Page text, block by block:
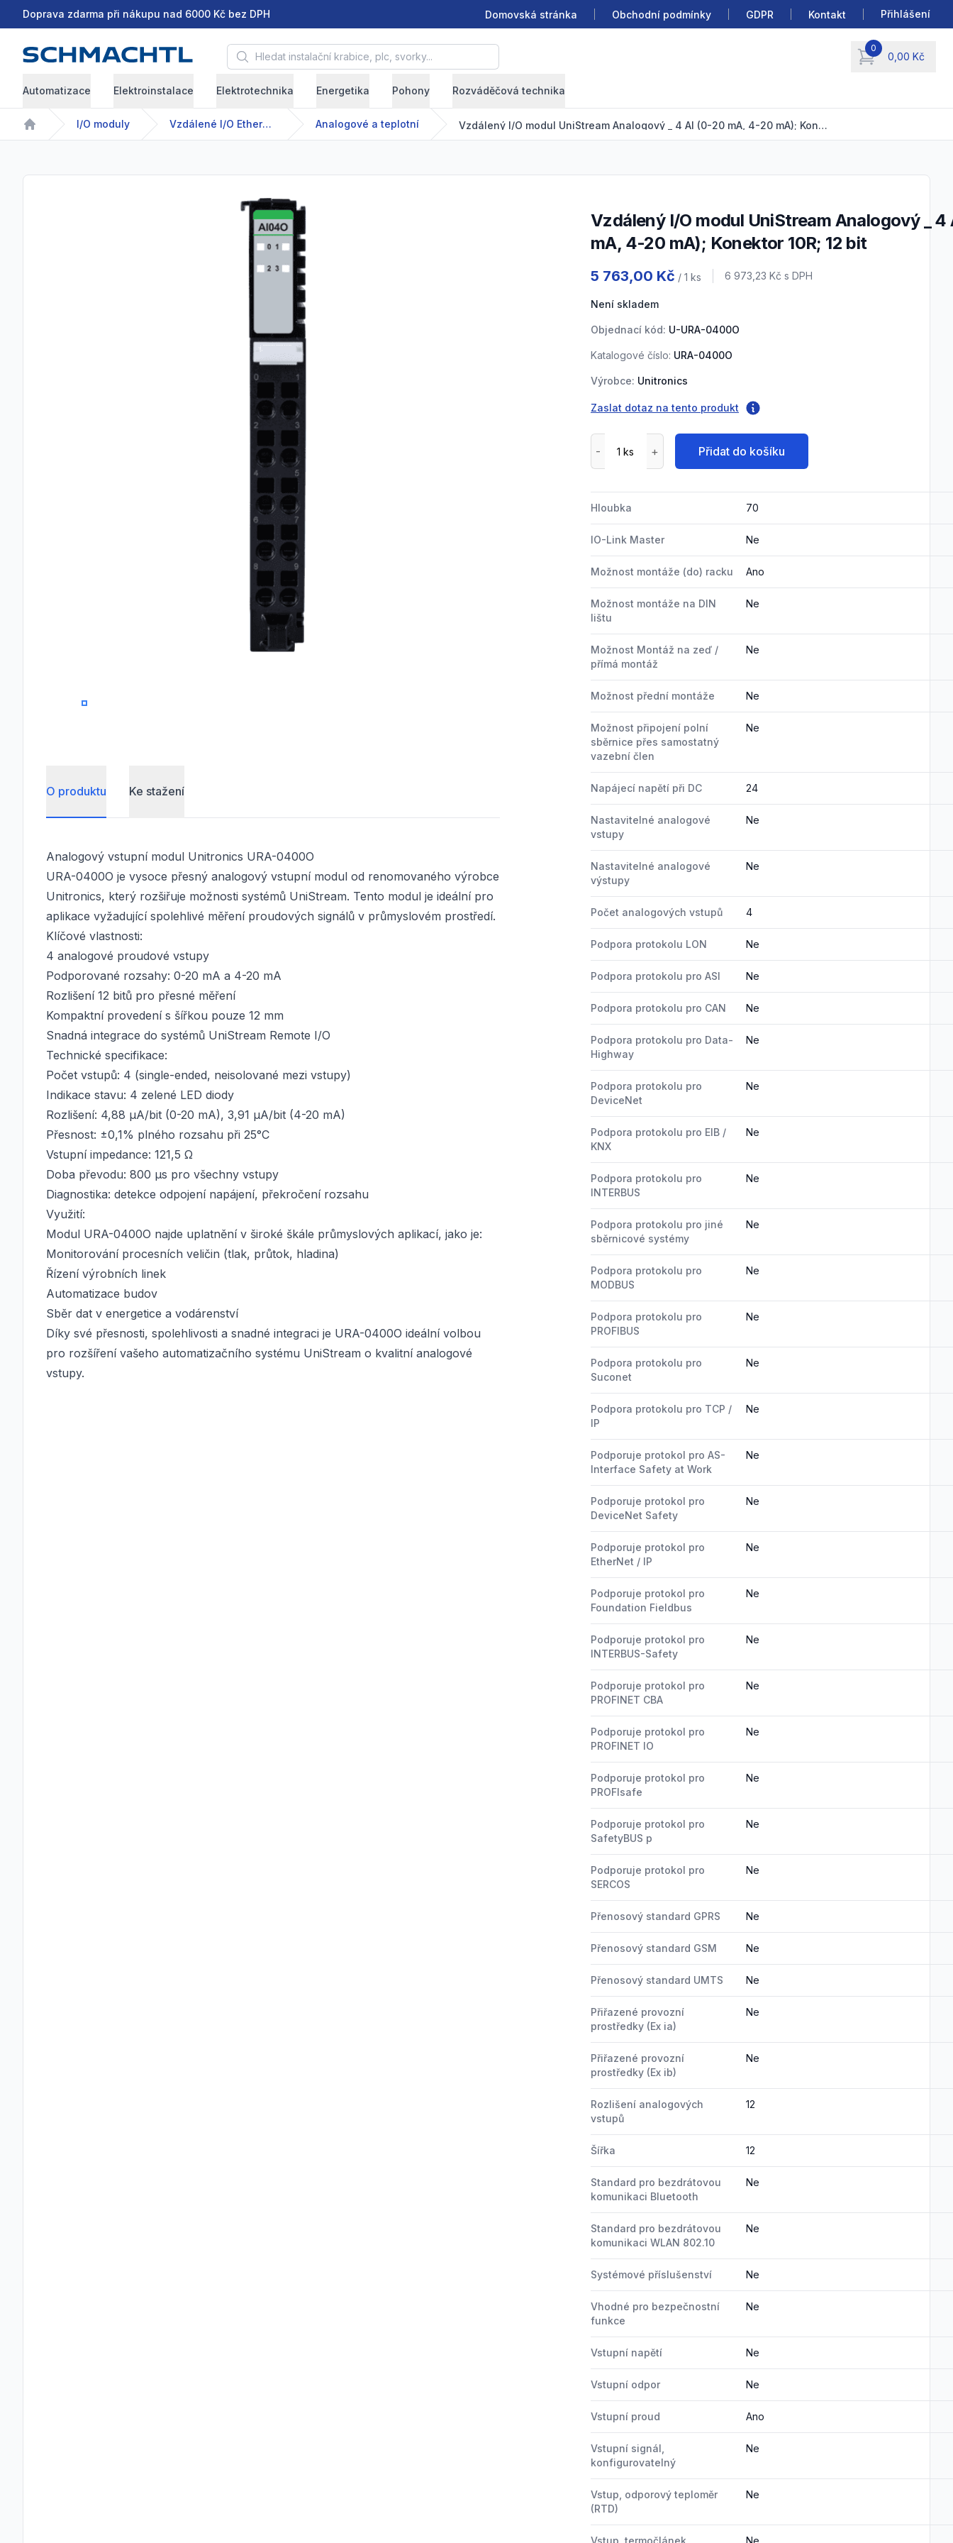
Doprava zdarma při nákupu nad 6000 Kč bez DPH Domovská stránka Obchodní podmínky GDPR Kontakt Přihlášení
Hledat instalační krabice, plc, svorky... 0
0,00 Kč
items in cart, view
Automatizace Elektroinstalace Elektrotechnika Energetika Pohony Rozváděčová technika
Home
I/O moduly Vzdálené I/O Ethernet Analogové a teplotní Vzdálený I/O modul UniStream Analogový _ 4 AI (0-20 mA, 4-20 mA); Konektor 10R; 12 bit
0
Vzdálený I/O modul UniStream Analogový _ 4 AI (0-20
mA, 4-20 mA); Konektor 10R; 12 bit
5 763,00 Kč / 1 ks Cena s DPH
6 973,23 Kč s DPH
Není skladem
Objednací kód: U-URA-0400O
Katalogové číslo: URA-0400O
Výrobce: Unitronics
Zaslat dotaz na tento produkt
Přidat do košíku
Hloubka 70
IO-Link Master Ne
Možnost montáže (do) racku Ano
Možnost montáže na DIN
lištu
Ne
Možnost Montáž na zeď /
přímá montáž
Ne
Možnost přední montáže Ne
Možnost připojení polní
sběrnice přes samostatný
vazební člen
Ne
Napájecí napětí při DC 24
Nastavitelné analogové
vstupy
Ne
Nastavitelné analogové
výstupy
Ne
Počet analogových vstupů 4
Podpora protokolu LON Ne
Podpora protokolu pro ASI Ne
Podpora protokolu pro CAN Ne
Podpora protokolu pro Data-
Highway
Ne
Podpora protokolu pro
DeviceNet
Ne
Podpora protokolu pro EIB /
KNX
Ne
Podpora protokolu pro
INTERBUS
Ne
Podpora protokolu pro jiné
sběrnicové systémy
Ne
Podpora protokolu pro
MODBUS
Ne
Podpora protokolu pro
PROFIBUS
Ne
Podpora protokolu pro
Suconet
Ne
Podpora protokolu pro TCP /
IP
Ne
Podporuje protokol pro AS-
Interface Safety at Work
Ne
Podporuje protokol pro
DeviceNet Safety
Ne
Podporuje protokol pro
EtherNet / IP
Ne
Podporuje protokol pro
Foundation Fieldbus
Ne
Podporuje protokol pro
INTERBUS-Safety
Ne
Podporuje protokol pro
PROFINET CBA
Ne
Podporuje protokol pro
PROFINET IO
Ne
Podporuje protokol pro
PROFIsafe
Ne
Podporuje protokol pro
SafetyBUS p
Ne
Podporuje protokol pro
SERCOS
Ne
Přenosový standard GPRS Ne
Přenosový standard GSM Ne
Přenosový standard UMTS Ne
Přiřazené provozní
prostředky (Ex ia)
Ne
Přiřazené provozní
prostředky (Ex ib)
Ne
Rozlišení analogových
vstupů
12
Šířka 12
Standard pro bezdrátovou
komunikaci Bluetooth
Ne
Standard pro bezdrátovou
komunikaci WLAN 802.10
Ne
Systémové příslušenství Ne
Vhodné pro bezpečnostní
funkce
Ne
Vstupní napětí Ne
Vstupní odpor Ne
Vstupní proud Ano
Vstupní signál,
konfigurovatelný
Ne
Vstup, odporový teploměr
(RTD)
Ne
Vstup, termočlánek Ne
O produktu Ke stažení
Analogový vstupní modul Unitronics URA-0400O
URA-0400O je vysoce přesný analogový vstupní modul od renomovaného výrobce
Unitronics, který rozšiřuje možnosti systémů UniStream. Tento modul je ideální pro
aplikace vyžadující spolehlivé měření proudových signálů v průmyslovém prostředí.
Klíčové vlastnosti:
4 analogové proudové vstupy
Podporované rozsahy: 0-20 mA a 4-20 mA
Rozlišení 12 bitů pro přesné měření
Kompaktní provedení s šířkou pouze 12 mm
Snadná integrace do systémů UniStream Remote I/O
Technické specifikace:
Počet vstupů: 4 (single-ended, neisolované mezi vstupy)
Indikace stavu: 4 zelené LED diody
Rozlišení: 4,88 μA/bit (0-20 mA), 3,91 μA/bit (4-20 mA)
Přesnost: ±0,1% plného rozsahu při 25°C
Vstupní impedance: 121,5 Ω
Doba převodu: 800 μs pro všechny vstupy
Diagnostika: detekce odpojení napájení, překročení rozsahu
Využití:
Modul URA-0400O najde uplatnění v široké škále průmyslových aplikací, jako je:
Monitorování procesních veličin (tlak, průtok, hladina)
Řízení výrobních linek
Automatizace budov
Sběr dat v energetice a vodárenství
Díky své přesnosti, spolehlivosti a snadné integraci je URA-0400O ideální volbou
pro rozšíření vašeho automatizačního systému UniStream o kvalitní analogové
vstupy.